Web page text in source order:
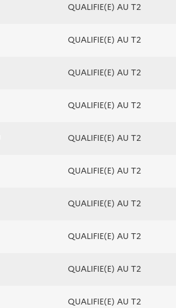
QUALIFIE(E) AU T2
QUALIFIE(E) AU T2
QUALIFIE(E) AU T2
QUALIFIE(E) AU T2
QUALIFIE(E) AU T2
QUALIFIE(E) AU T2
QUALIFIE(E) AU T2
QUALIFIE(E) AU T2
QUALIFIE(E) AU T2
QUALIFIE(E) AU T2